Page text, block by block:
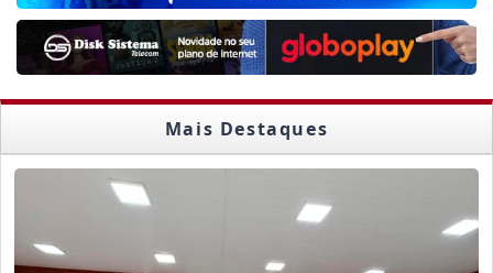
Mais Destaques